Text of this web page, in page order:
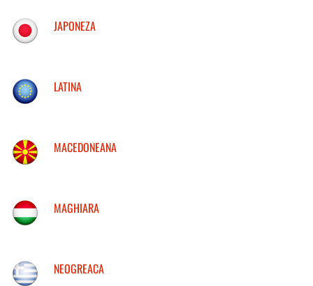
JAPONEZA
LATINA
MACEDONEANA
MAGHIARA
NEOGREACA